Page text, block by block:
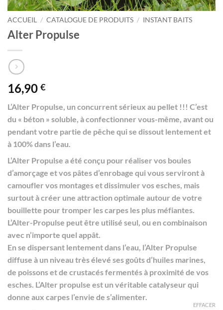
ACCUEIL / CATALOGUE DE PRODUITS / INSTANT BAITS
Alter Propulse
16,90 €
L’Alter Propulse, un concurrent sérieux au pellet !!! C’est
du « béton » soluble, à confectionner vous-même, avant ou
pendant votre partie de pêche qui se dissout lentement et
à 100% dans l’eau.
L’Alter Propulse a été conçu pour réaliser vos boules
d’amorçage et vos pâtes d’enrobage qui vous serviront à
camoufler vos montages et dissimuler vos esches, mais
surtout à créer une attraction optimale autour de votre
bouillette pour tromper les carpes les plus méfiantes.
L’Alter-Propulse peut être utilisé seul, ou en combinaison
avec n’importe quel appât.
En se dispersant lentement dans l’eau, l’Alter Propulse
diffuse à un niveau très élevé ses goûts d’huiles marines,
de poissons et de crustacés fermentés à proximité de vos
esches. L’Alter propulse est un véritable catalyseur qui
donne aux carpes l’envie de s’alimenter.
EFFACER